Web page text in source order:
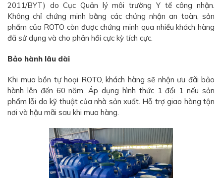
2011/BYT) do Cục Quản lý môi trường Y tế công nhận.
Không chỉ chứng minh bằng các chứng nhận an toàn, sản
phẩm của ROTO còn được chứng minh qua nhiều khách hàng
đã sử dụng và cho phản hồi cực kỳ tích cực.
Bảo hành lâu dài
Khi mua bồn tự hoại ROTO, khách hàng sẽ nhận ưu đãi bảo
hành lên đến 60 năm. Áp dụng hình thức 1 đổi 1 nếu sản
phẩm lỗi do kỹ thuật của nhà sản xuất. Hỗ trợ giao hàng tận
nơi và hậu mãi sau khi mua hàng.